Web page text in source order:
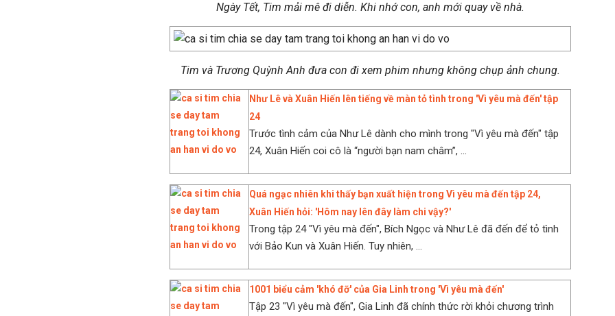
Ngày Tết, Tim mải mê đi diễn. Khi nhớ con, anh mới quay về nhà.
Tim và Trương Quỳnh Anh đưa con đi xem phim nhưng không chụp ảnh chung.
Như Lê và Xuân Hiến lên tiếng về màn tỏ tình trong 'Vì yêu mà đến' tập
24
Trước tình cảm của Như Lê dành cho mình trong "Vì yêu mà đến" tập
24, Xuân Hiến coi cô là “người bạn nam châm”, ...
Quá ngạc nhiên khi thấy bạn xuất hiện trong Vì yêu mà đến tập 24,
Xuân Hiến hỏi: 'Hôm nay lên đây làm chi vậy?'
Trong tập 24 "Vì yêu mà đến", Bích Ngọc và Như Lê đã đến để tỏ tình
với Bảo Kun và Xuân Hiến. Tuy nhiên, ...
1001 biểu cảm 'khó đỡ' của Gia Linh trong 'Vì yêu mà đến'
Tập 23 "Vì yêu mà đến", Gia Linh đã chính thức rời khỏi chương trình